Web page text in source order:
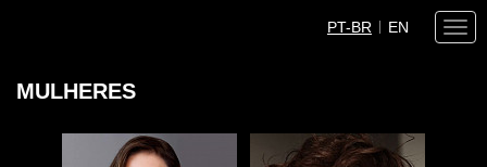
PT-BR EN
MULHERES